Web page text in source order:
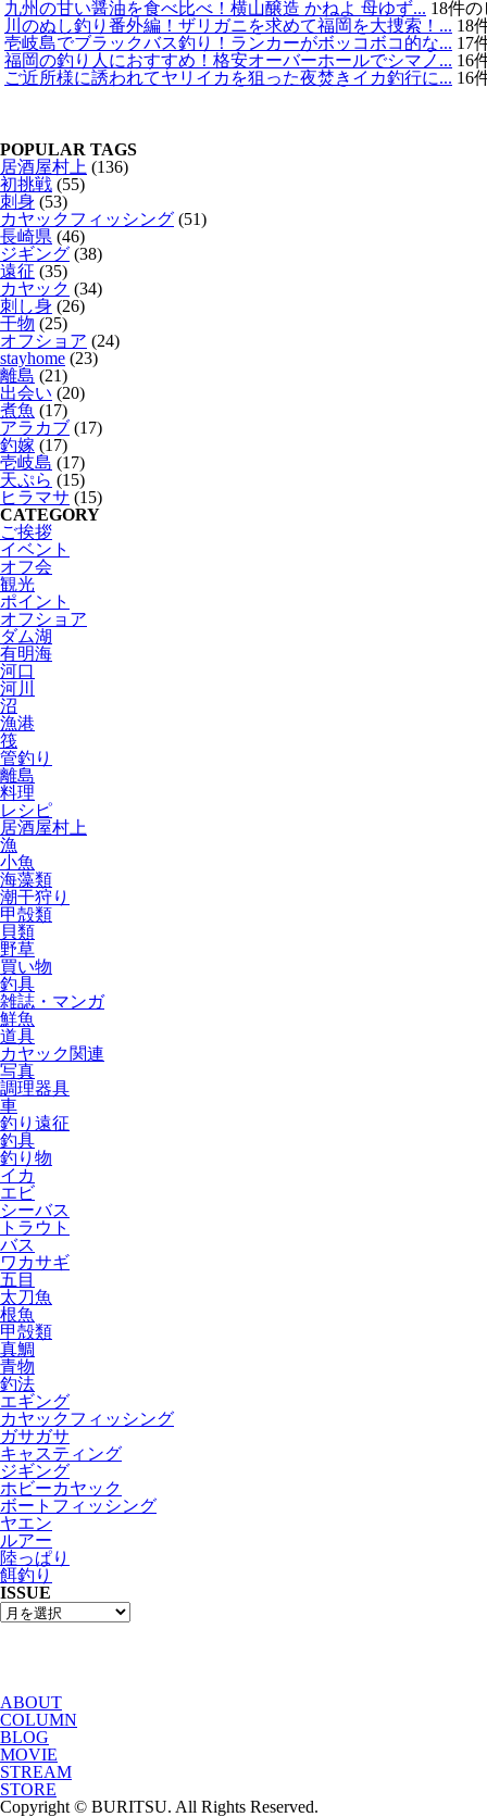
九州の甘い醤油を食べ比べ！横山醸造 かねよ 母ゆず... 18件
川のぬし釣り番外編！ザリガニを求めて福岡を大捜索！... 18
壱岐島でブラックバス釣り！ランカーがボッコボコ的な... 17
福岡の釣り人におすすめ！格安オーバーホールでシマノ... 16
ご近所様に誘われてヤリイカを狙った夜焚きイカ釣行に... 16
POPULAR TAGS
居酒屋村上 (136)
初挑戦 (55)
刺身 (53)
カヤックフィッシング (51)
長崎県 (46)
ジギング (38)
遠征 (35)
カヤック (34)
刺し身 (26)
干物 (25)
オフショア (24)
stayhome (23)
離島 (21)
出会い (20)
煮魚 (17)
アラカブ (17)
釣嫁 (17)
壱岐島 (17)
天ぷら (15)
ヒラマサ (15)
CATEGORY
ご挨拶
イベント
オフ会
観光
ポイント
オフショア
ダム湖
有明海
河口
河川
沼
漁港
筏
管釣り
離島
料理
レシピ
居酒屋村上
漁
小魚
海藻類
潮干狩り
甲殻類
貝類
野草
買い物
釣具
雑誌・マンガ
鮮魚
道具
カヤック関連
写真
調理器具
車
釣り遠征
釣具
釣り物
イカ
エビ
シーバス
トラウト
バス
ワカサギ
五目
太刀魚
根魚
甲殻類
真鯛
青物
釣法
エギング
カヤックフィッシング
ガサガサ
キャスティング
ジギング
ホビーカヤック
ボートフィッシング
ヤエン
ルアー
陸っぱり
餌釣り
ISSUE
ABOUT
COLUMN
BLOG
MOVIE
STREAM
STORE
Copyright © BURITSU. All Rights Reserved.